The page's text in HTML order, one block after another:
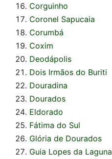
Corguinho
Coronel Sapucaia
Corumbá
Coxim
Deodápolis
Dois Irmãos do Buriti
Douradina
Dourados
Eldorado
Fátima do Sul
Glória de Dourados
Guia Lopes da Laguna